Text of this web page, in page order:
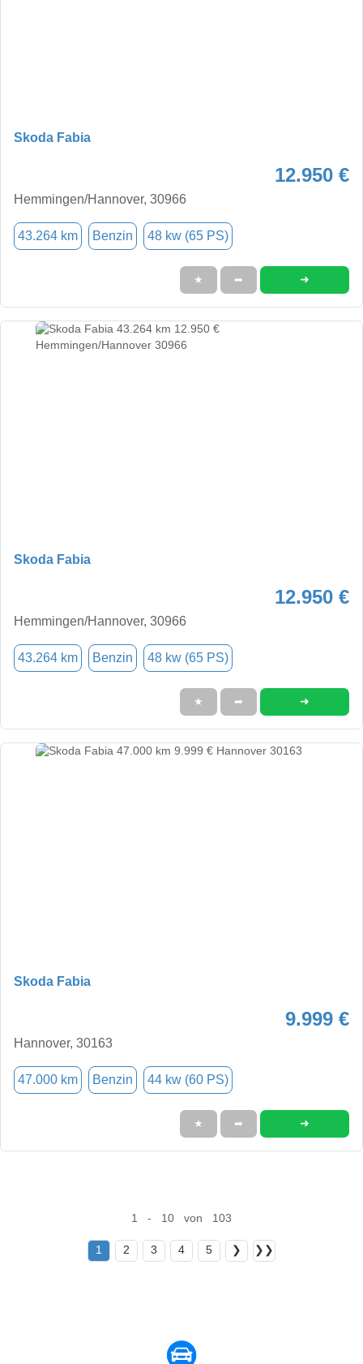
Skoda Fabia
12.950 €
Hemmingen/Hannover, 30966
43.264 km Benzin 48 kw (65 PS)
★ ➦ ➜
Skoda Fabia
12.950 €
Hemmingen/Hannover, 30966
43.264 km Benzin 48 kw (65 PS)
★ ➦ ➜
Skoda Fabia
9.999 €
Hannover, 30163
47.000 km Benzin 44 kw (60 PS)
★ ➦ ➜
1 - 10 von 103
1 2 3 4 5 ❯ ❯❯